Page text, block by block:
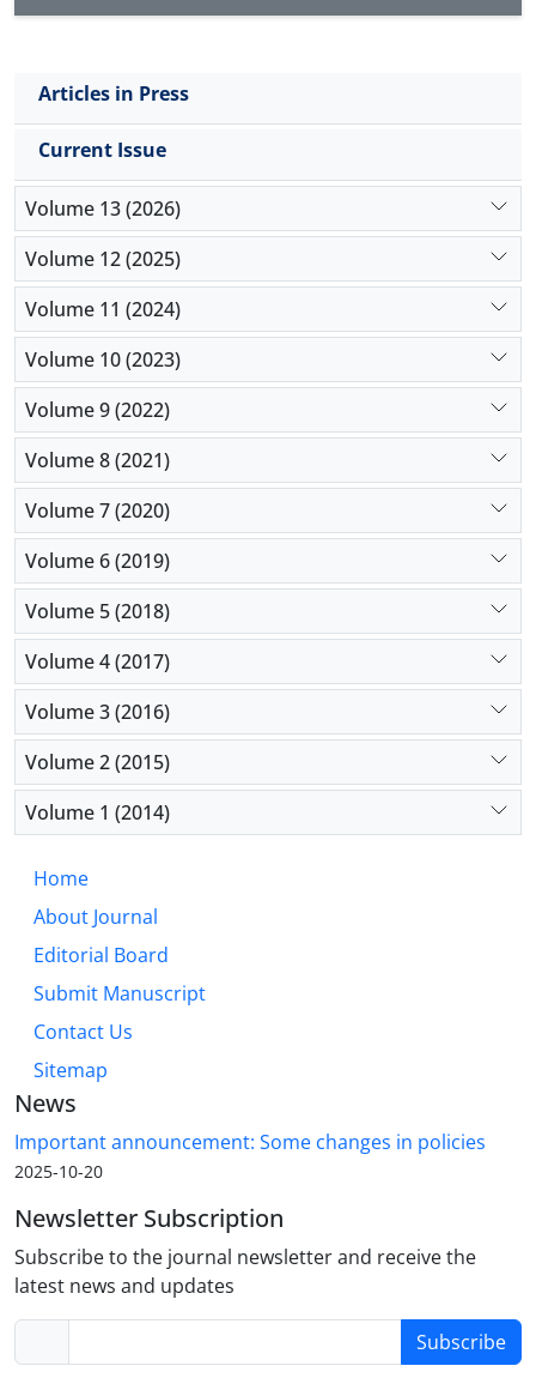
Articles in Press
Current Issue
Volume 13 (2026)
Volume 12 (2025)
Volume 11 (2024)
Volume 10 (2023)
Volume 9 (2022)
Volume 8 (2021)
Volume 7 (2020)
Volume 6 (2019)
Volume 5 (2018)
Volume 4 (2017)
Volume 3 (2016)
Volume 2 (2015)
Volume 1 (2014)
Home
About Journal
Editorial Board
Submit Manuscript
Contact Us
Sitemap
News
Important announcement: Some changes in policies
2025-10-20
Newsletter Subscription
Subscribe to the journal newsletter and receive the
latest news and updates
Subscribe